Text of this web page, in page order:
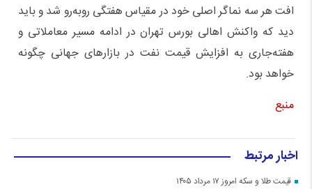
افت هر سه نماگر اصلی خود در مقیاس هفتگی روبه‌رو شد و باید
دید که واکنش اهالی بورس تهران در ادامه مسیر معاملاتی و
هفته‌جاری به افزایش قیمت نفت در بازار‌های جهانی چگونه
خواهد بود.
منبع
اخبار مرتبط
قیمت طلا و سکه امروز ۱۷ مرداد ۱۴۰۵